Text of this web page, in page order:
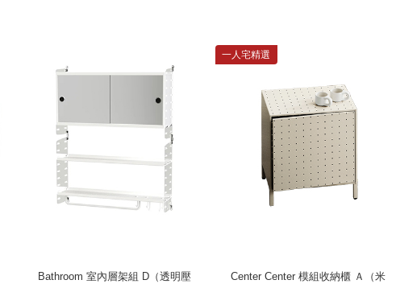
Bathroom 室內層架組 D（透明壓
一人宅精選
Center Center 模組收納櫃 Ａ（米